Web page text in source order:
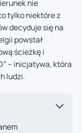
nie
tylko niektóre z
decyduje się na
powstał
ścieżkę i
– inicjatywa, która
ludzi.